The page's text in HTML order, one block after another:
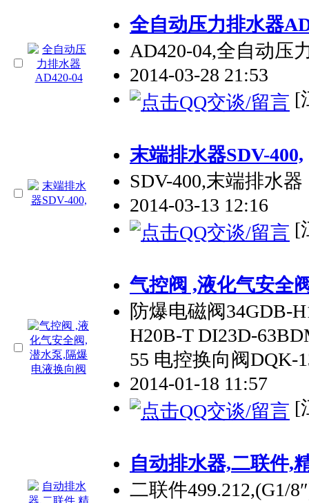
全自动压力排水器
AD420-04,全自动压
2014-03-28 21:53
[
末端排水器SDV-400,
SDV-400,末端排水器
2014-03-13 12:16
[
气控阀 ,液化气安全
防爆电磁阀34GDB-
H20B-T DI23D-
55 电控换向阀DQK-
2014-01-18 11:57
[
自动排水器,二联件,
二联件499.212,(G1/